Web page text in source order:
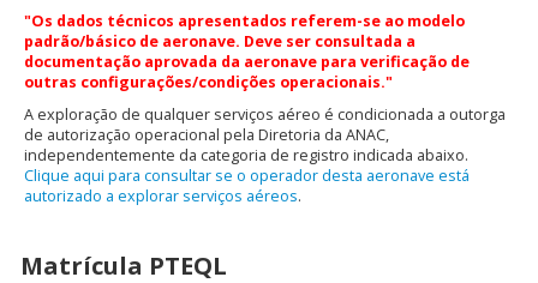
"Os dados técnicos apresentados referem-se ao modelo
padrão/básico de aeronave. Deve ser consultada a
documentação aprovada da aeronave para verificação de
outras configurações/condições operacionais."
A exploração de qualquer serviços aéreo é condicionada a outorga
de autorização operacional pela Diretoria da ANAC,
independentemente da categoria de registro indicada abaixo.
Clique aqui para consultar se o operador desta aeronave está
autorizado a explorar serviços aéreos.
Matrícula PTEQL